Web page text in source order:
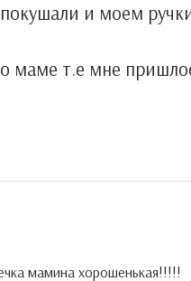
и моем
маме т.е мне
мамина хорошенькая!!!!!